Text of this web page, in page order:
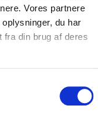
Vores partnere
du har
fra din brug af deres